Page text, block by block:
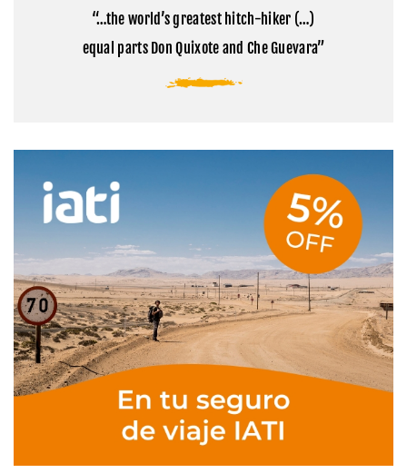
Tibet
base
Everest
en
“…the world’s greatest hitch-hiker (…)
equal parts Don Quixote and Che Guevara”